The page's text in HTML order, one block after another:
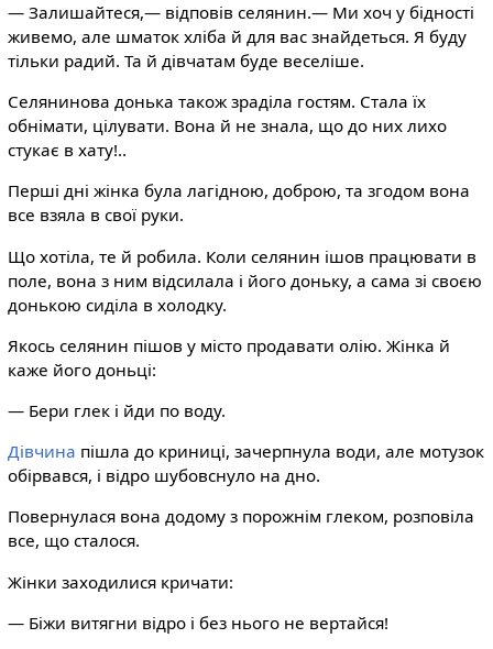
— Залишайтеся,— відповів селянин.— Ми хоч у бідності
живемо, але шматок хліба й для вас знайдеться. Я буду
тільки радий. Та й дівчатам буде веселіше.
Селянинова донька також зраділа гостям. Стала їх
обнімати, цілувати. Вона й не знала, що до них лихо
стукає в хату!..
Перші дні жінка була лагідною, доброю, та згодом вона
все взяла в свої руки.
Що хотіла, те й робила. Коли селянин ішов працювати в
поле, вона з ним відсилала і його доньку, а сама зі своєю
донькою сиділа в холодку.
Якось селянин пішов у місто продавати олію. Жінка й
каже його доньці:
— Бери глек і йди по воду.
Дівчина пішла до криниці, зачерпнула води, але мотузок
обірвався, і відро шубовснуло на дно.
Повернулася вона додому з порожнім глеком, розповіла
все, що сталося.
Жінки заходилися кричати:
— Біжи витягни відро і без нього не вертайся!